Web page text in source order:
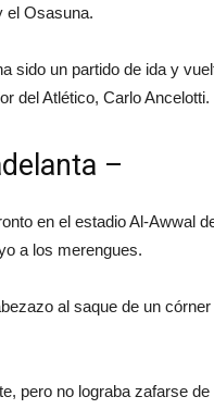
el Osasuna.
sido un partido de ida y
del Atlético, Carlo Ancelotti.
–
en el estadio Al-Awwal
a los merengues.
al saque de un
pero no lograba zafarse